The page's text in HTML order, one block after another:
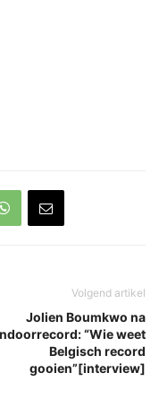
Volgend artikel
Jolien Boumkwo na
“Wie weet
Belgisch record
gooien”[interview]